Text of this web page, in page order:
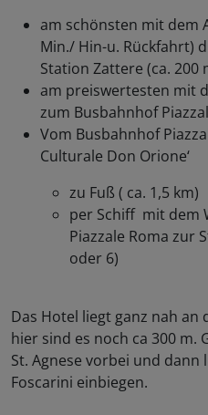
am schönsten mit dem
Min./ Hin-u. Rückfahrt)
Station Zattere (ca. 200
am preiswertesten mit
zum Busbahnhof
Vom Busbahnhof
Culturale Don Orione‘
zu Fuß ( ca. 1,5 km)
per Schiff mit dem
Piazzale Roma zur
oder 6)
Das Hotel liegt ganz nah an
hier sind es noch ca 300 m.
St. Agnese vorbei und dann
Foscarini einbiegen.